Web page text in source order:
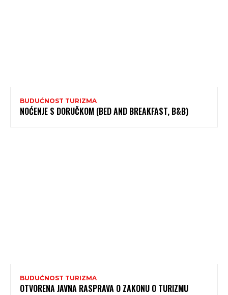
BUDUĆNOST TURIZMA
NOĆENJE S DORUČKOM (BED AND BREAKFAST, B&B)
BUDUĆNOST TURIZMA
OTVORENA JAVNA RASPRAVA O ZAKONU O TURIZMU